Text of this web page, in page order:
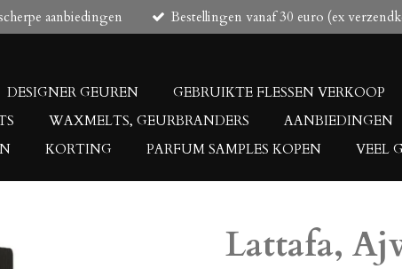
aanbiedingen Bestellingen vanaf 30 euro (ex
DESIGNER GEUREN
GEBRUIKTE FLESSEN VERKOOP
WAXMELTS, GEURBRANDERS
AANBIEDINGEN
KORTING PARFUM SAMPLES KOPEN VEEL
Lattafa,